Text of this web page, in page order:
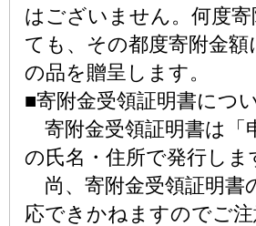
はございません。何度
ても、その都度寄附金
の品を贈呈します。
■寄附金受領証明書につ
寄附金受領証明書は「
の氏名・住所で発行しま
尚、寄附金受領証明書
応できかねますのでご注